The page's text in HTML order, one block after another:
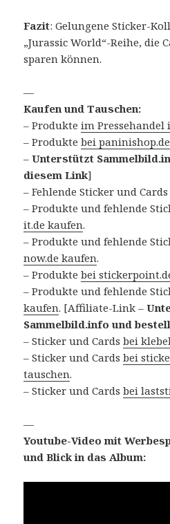
Fazit: Gelungene Sticker-
„Jurassic World“-Reihe, die
sparen können.
—
Kaufen und Tauschen:
– Produkteim Pressehandel
– Produktebei
–Unterstützt
diesem Link]
– Fehlende Sticker und
– Produkte und fehlende
it.de kaufen.
– Produkte und fehlende
now.de kaufen.
– Produktebei
– Produkte und fehlende
kaufen. [Affiliate-Link –
Sammelbild.info und
– Sticker und Cardsbei
– Sticker und Cardsbei
tauschen.
– Sticker und Cardsbei
—
Youtube-Video mit
und Blick in das Album: